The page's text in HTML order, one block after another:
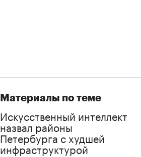
Материалы по теме
Искусственный интеллект
назвал районы
Петербурга с худшей
инфраструктурой